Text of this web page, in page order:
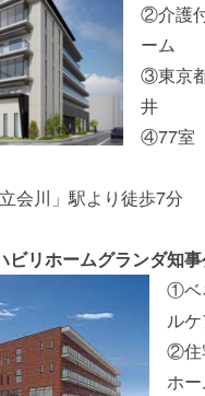
②介護
ーム
③東京
井
④77室
会川」駅より徒歩7分
ビリホームグランダ知
①ベ
ル
②住
ホ